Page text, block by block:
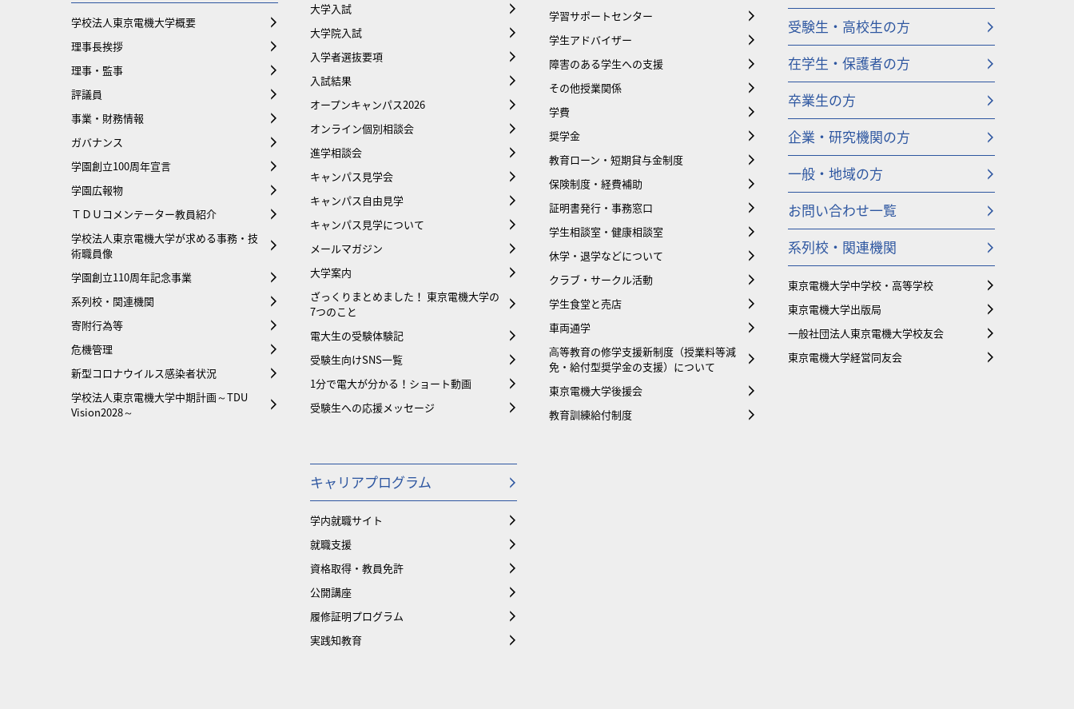
学校法人東京電機大学概要
理事長挨拶
理事・監事
評議員
事業・財務情報
ガバナンス
学園創立100周年宣言
学園広報物
ＴＤＵコメンテーター教員紹介
学校法人東京電機大学が求める事務・技
術職員像
学園創立110周年記念事業
系列校・関連機関
寄附行為等
危機管理
新型コロナウイルス感染者状況
学校法人東京電機大学中期計画～TDU
Vision2028～
大学入試
大学院入試
入学者選抜要項
入試結果
オープンキャンパス2026
オンライン個別相談会
進学相談会
キャンパス見学会
キャンパス自由見学
キャンパス見学について
メールマガジン
大学案内
ざっくりまとめました！ 東京電機大学の
7つのこと
電大生の受験体験記
受験生向けSNS一覧
1分で電大が分かる！ショート動画
受験生への応援メッセージ
キャリアプログラム
学内就職サイト
就職支援
資格取得・教員免許
公開講座
履修証明プログラム
実践知教育
学習サポートセンター
学生アドバイザー
障害のある学生への支援
その他授業関係
学費
奨学金
教育ローン・短期貸与金制度
保険制度・経費補助
証明書発行・事務窓口
学生相談室・健康相談室
休学・退学などについて
クラブ・サークル活動
学生食堂と売店
車両通学
⾼等教育の修学支援新制度（授業料等減
免・給付型奨学金の支援）について
東京電機大学後援会
教育訓練給付制度
受験生・高校生の方
在学生・保護者の方
卒業生の方
企業・研究機関の方
一般・地域の方
お問い合わせ一覧
系列校・関連機関
東京電機大学中学校・高等学校
東京電機大学出版局
一般社団法人東京電機大学校友会
東京電機大学経営同友会